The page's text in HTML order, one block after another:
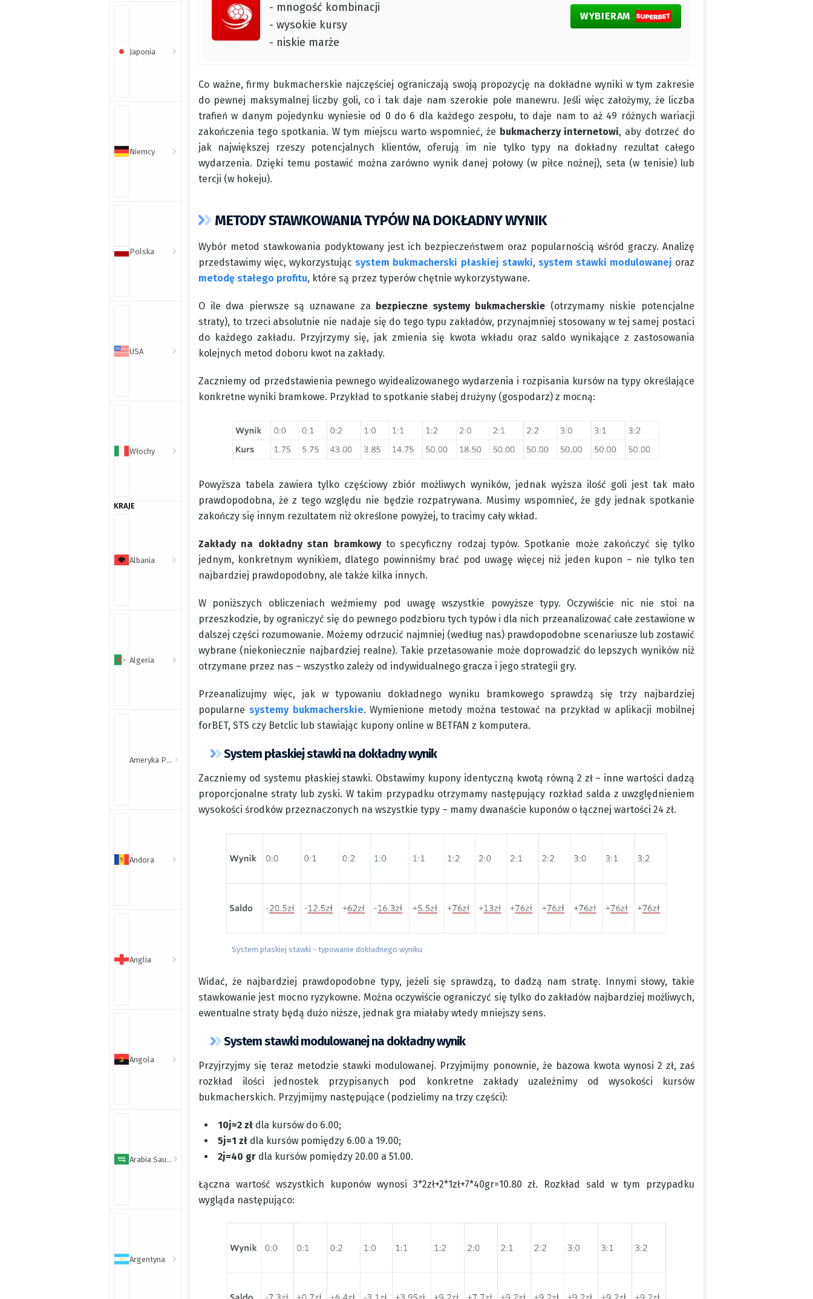
Japonia
Niemcy
Polska
USA
Włochy
KRAJE
Albania
Algeria
Ameryka Północna i Południowa
Andora
Anglia
Angola
Arabia Saudyjska
Argentyna
- mnogość kombinacji
- wysokie kursy
- niskie marże
WYBIERAM
Co ważne, firmy bukmacherskie najczęściej ograniczają swoją propozycję na dokładne wyniki w tym zakresie
do pewnej maksymalnej liczby goli, co i tak daje nam szerokie pole manewru. Jeśli więc założymy, że liczba
trafień w danym pojedynku wyniesie od 0 do 6 dla każdego zespołu, to daje nam to aż 49 różnych wariacji
zakończenia tego spotkania. W tym miejscu warto wspomnieć, że bukmacherzy internetowi, aby dotrzeć do
jak największej rzeszy potencjalnych klientów, oferują im nie tylko typy na dokładny rezultat całego
wydarzenia. Dzięki temu postawić można zarówno wynik danej połowy (w piłce nożnej), seta (w tenisie) lub
tercji (w hokeju).
METODY STAWKOWANIA TYPÓW NA DOKŁADNY WYNIK
Wybór metod stawkowania podyktowany jest ich bezpieczeństwem oraz popularnością wśród graczy. Analizę
przedstawimy więc, wykorzystującsystem bukmacherski płaskiej stawki, system stawki modulowanej oraz
metodę stałego profitu, które są przez typerów chętnie wykorzystywane.
O ile dwa pierwsze są uznawane za bezpieczne systemy bukmacherskie (otrzymamy niskie potencjalne
straty), to trzeci absolutnie nie nadaje się do tego typu zakładów, przynajmniej stosowany w tej samej postaci
do każdego zakładu. Przyjrzymy się, jak zmienia się kwota wkładu oraz saldo wynikające z zastosowania
kolejnych metod doboru kwot na zakłady.
Zaczniemy od przedstawienia pewnego wyidealizowanego wydarzenia i rozpisania kursów na typy określające
konkretne wyniki bramkowe. Przykład to spotkanie słabej drużyny (gospodarz) z mocną:
Powyższa tabela zawiera tylko częściowy zbiór możliwych wyników, jednak wyższa ilość goli jest tak mało
prawdopodobna, że z tego względu nie będzie rozpatrywana. Musimy wspomnieć, że gdy jednak spotkanie
zakończy się innym rezultatem niż określone powyżej, to tracimy cały wkład.
Zakłady na dokładny stan bramkowyto specyficzny rodzaj typów. Spotkanie może zakończyć się tylko
jednym, konkretnym wynikiem, dlatego powinniśmy brać pod uwagę więcej niż jeden kupon – nie tylko ten
najbardziej prawdopodobny, ale także kilka innych.
W poniższych obliczeniach weźmiemy pod uwagę wszystkie powyższe typy. Oczywiście nic nie stoi na
przeszkodzie, by ograniczyć się do pewnego podzbioru tych typów i dla nich przeanalizować całe zestawione w
dalszej części rozumowanie. Możemy odrzucić najmniej (według nas) prawdopodobne scenariusze lub zostawić
wybrane (niekoniecznie najbardziej realne). Takie przetasowanie może doprowadzić do lepszych wyników niż
otrzymane przez nas – wszystko zależy od indywidualnego gracza i jego strategii gry.
Przeanalizujmy więc, jak w typowaniu dokładnego wyniku bramkowego sprawdzą się trzy najbardziej
popularne systemy bukmacherskie. Wymienione metody można testować na przykład w aplikacji mobilnej
forBET, STS czy Betclic lub stawiając kupony online w BETFAN z komputera.
System płaskiej stawki na dokładny wynik
Zaczniemy od systemu płaskiej stawki. Obstawimy kupony identyczną kwotą równą 2 zł – inne wartości dadzą
proporcjonalne straty lub zyski. W takim przypadku otrzymamy następujący rozkład salda z uwzględnieniem
wysokości środków przeznaczonych na wszystkie typy – mamy dwanaście kuponów o łącznej wartości 24 zł.
System płaskiej stawki - typowanie dokładnego wyniku
Widać, że najbardziej prawdopodobne typy, jeżeli się sprawdzą, to dadzą nam stratę. Innymi słowy, takie
stawkowanie jest mocno ryzykowne. Można oczywiście ograniczyć się tylko do zakładów najbardziej możliwych,
ewentualne straty będą dużo niższe, jednak gra miałaby wtedy mniejszy sens.
System stawki modulowanej na dokładny wynik
Przyjrzyjmy się teraz metodzie stawki modulowanej. Przyjmijmy ponownie, że bazowa kwota wynosi 2 zł, zaś
rozkład ilości jednostek przypisanych pod konkretne zakłady uzależnimy od wysokości kursów
bukmacherskich. Przyjmijmy następujące (podzielimy na trzy części):
10j=2 zł dla kursów do 6.00;
5j=1 zł dla kursów pomiędzy 6.00 a 19.00;
2j=40 gr dla kursów pomiędzy 20.00 a 51.00.
Łączna wartość wszystkich kuponów wynosi 3*2zł+2*1zł+7*40gr=10.80 zł. Rozkład sald w tym przypadku
wygląda następująco: